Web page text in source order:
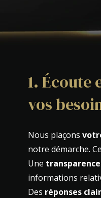
1. Écoute
vos
Nous plaçons
notre démarche.
Une
informations
Des réponses